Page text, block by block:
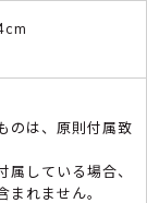
のは、原則付属致
している場合、
れません。